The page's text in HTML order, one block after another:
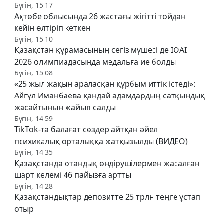
Бүгін, 15:17
Ақтөбе облысында 26 жастағы жігітті тойдан
кейін өлтіріп кеткен
Бүгін, 15:10
Қазақстан құрамасының сегіз мүшесі де IOAI
2026 олимпиадасында медальға ие болды
Бүгін, 15:08
«25 жыл жақын араласқан құрбым иттік істеді»:
Айгүл Иманбаева қандай адамдардың сатқындық
жасайтынын жайып салды
Бүгін, 14:59
TikTok-та балағат сөздер айтқан әйел
психикалық орталыққа жатқызылды (ВИДЕО)
Бүгін, 14:35
Қазақстанда отандық өндірушілермен жасалған
шарт көлемі 46 пайызға артты
Бүгін, 14:28
Қазақстандықтар депозитте 25 трлн теңге ұстап
отыр